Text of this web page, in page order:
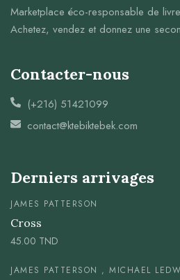
Marketplace éco-responsable de
Achetez, vendez et donnez une
Contacter-nous
(+216) 51421099
contact@ktebiktebek.com
Derniers arrivages
JAMES PATTERSON
Cross
45.00 TND
JAMES PATTERSON , MICHAEL